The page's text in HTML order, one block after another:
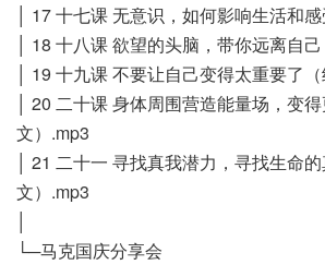
│ 17 十七课 无意识，如何影响生活和
│ 18 十八课 欲望的头脑，带你远离自
│ 19 十九课 不要让自己变得太重要了
│ 20 二十课 身体周围营造能量场，变
文）.mp3
│ 21 二十一 寻找真我潜力，寻找生命
文）.mp3
└─马克国庆分享会